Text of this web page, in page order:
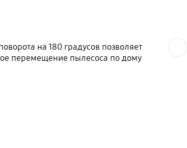
на 180 градусов позволяет
перемещение пылесоса по дому